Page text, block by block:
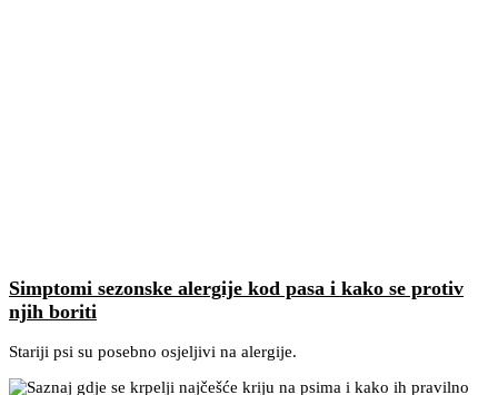
Simptomi sezonske alergije kod pasa i kako se protiv
njih boriti
Stariji psi su posebno osjeljivi na alergije.